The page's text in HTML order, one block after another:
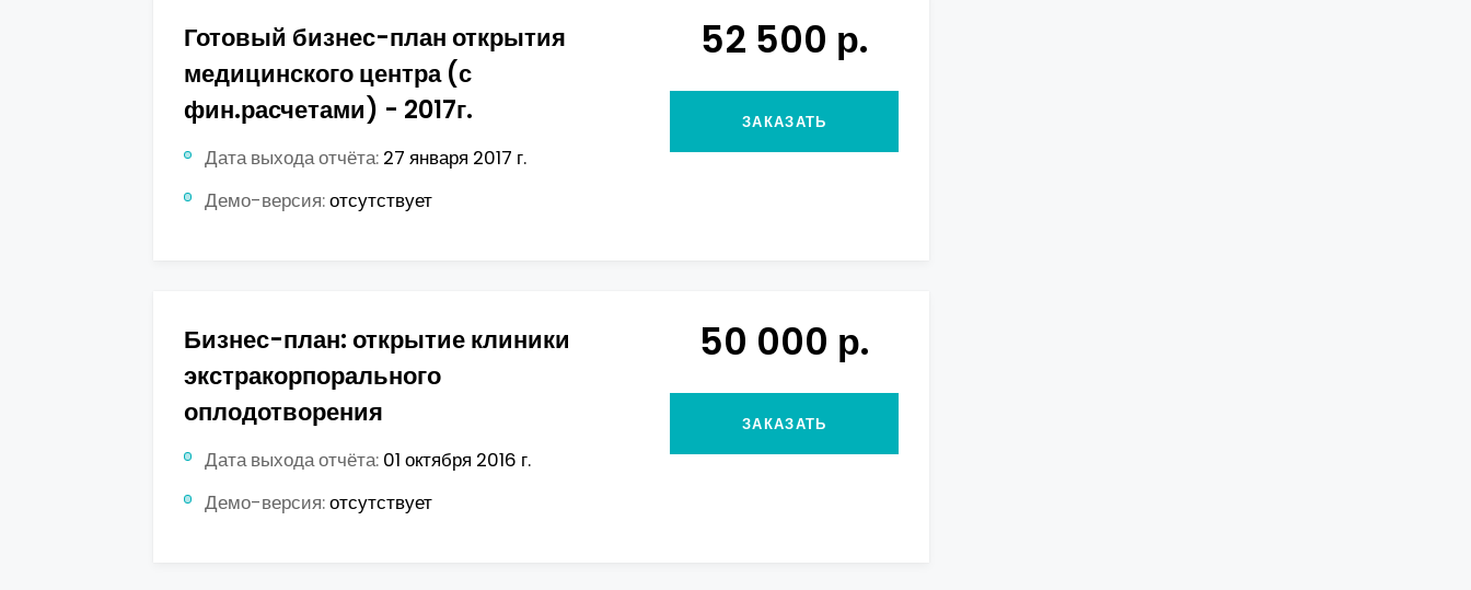
Готовый бизнес-план открытия
медицинского центра (с
фин.расчетами) - 2017г.
Дата выхода отчёта: 27 января 2017 г.
Демо-версия:отсутствует
52 500 р.
ЗАКАЗАТЬ
Бизнес-план: открытие клиники
экстракорпорального
оплодотворения
Дата выхода отчёта: 01 октября 2016 г.
Демо-версия:отсутствует
50 000 р.
ЗАКАЗАТЬ